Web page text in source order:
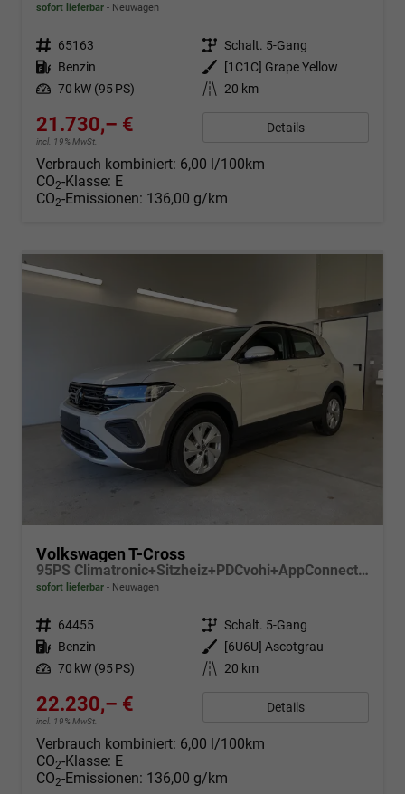
sofort lieferbar Neuwagen
Fahrzeugnr. 65163 Getriebe Schalt. 5-Gang
Kraftstoff Benzin Außenfarbe
[1C1C] Grape Yellow
Leistung 70 kW (95 PS) Kilometerstand 20 km
21.730,– €
incl. 19% MwSt.
Details
Verbrauch kombiniert: 6,00 l/100km
CO2-Klasse: E
CO2-Emissionen: 136,00 g/km
Volkswagen T-Cross
95PS Climatronic+Sitzheiz+PDCvohi+AppConnect+Side+TravelAssist+ACC
sofort lieferbar Neuwagen
Fahrzeugnr. 64455 Getriebe Schalt. 5-Gang
Kraftstoff Benzin Außenfarbe
[6U6U] Ascotgrau
Leistung 70 kW (95 PS) Kilometerstand 20 km
22.230,– €
incl. 19% MwSt.
Details
Verbrauch kombiniert: 6,00 l/100km
CO2-Klasse: E
CO2-Emissionen: 136,00 g/km